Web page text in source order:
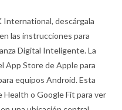
International, descárgala
las instrucciones para
Digital Inteligente. La
App Store de Apple para
equipos Android. Esta
o Google Fit para ver